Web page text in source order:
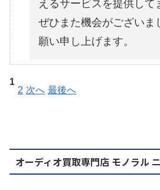
えるサービスを提供して
ぜひまた機会がございま
願い申し上げます。
1
2 次へ 最後へ
オーディオ買取専門店 モノラル